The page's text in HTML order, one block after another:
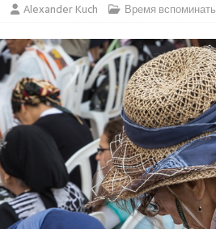
Alexander Kuch Время вспоминать